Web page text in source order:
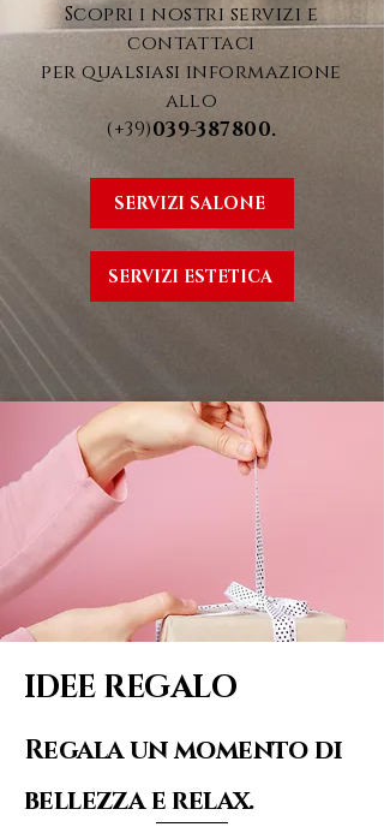
Scopri i nostri servizi e
contattaci
per qualsiasi informazione
allo
(+39)039-387800.
SERVIZI SALONE
SERVIZI ESTETICA
IDEE REGALO
Regala un momento di
bellezza e relax.